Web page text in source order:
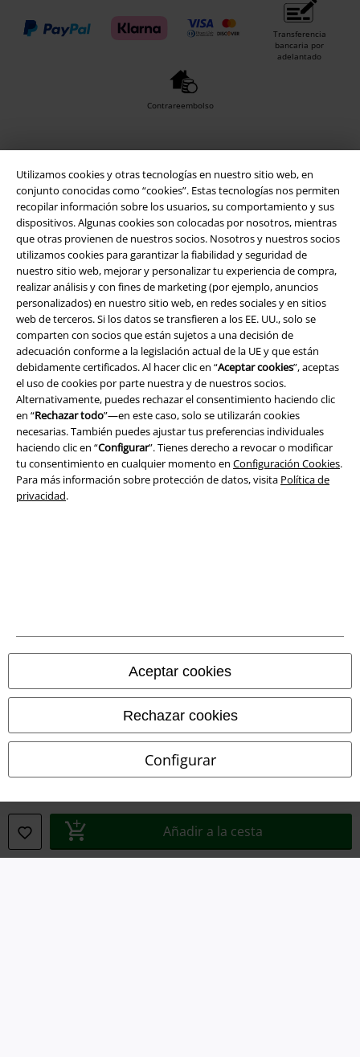
Utilizamos cookies y otras tecnologías en nuestro sitio web, en
conjunto conocidas como “cookies”. Estas tecnologías nos permiten
recopilar información sobre los usuarios, su comportamiento y sus
dispositivos. Algunas cookies son colocadas por nosotros, mientras
que otras provienen de nuestros socios. Nosotros y nuestros socios
utilizamos cookies para garantizar la fiabilidad y seguridad de
nuestro sitio web, mejorar y personalizar tu experiencia de compra,
realizar análisis y con fines de marketing (por ejemplo, anuncios
personalizados) en nuestro sitio web, en redes sociales y en sitios
web de terceros. Si los datos se transfieren a los EE. UU., solo se
comparten con socios que están sujetos a una decisión de
adecuación conforme a la legislación actual de la UE y que están
debidamente certificados. Al hacer clic en “Aceptar cookies”, aceptas
el uso de cookies por parte nuestra y de nuestros socios.
Alternativamente, puedes rechazar el consentimiento haciendo clic
en “Rechazar todo”—en este caso, solo se utilizarán cookies
necesarias. También puedes ajustar tus preferencias individuales
haciendo clic en “Configurar”. Tienes derecho a revocar o modificar
tu consentimiento en cualquier momento en Configuración Cookies.
Para más información sobre protección de datos, visita Política de
privacidad.
Aceptar cookies
Rechazar cookies
Configurar
Añadir a la cesta
Transferencia
bancaria por
adelantado
Contrareembolso
Envío
CORREOS RECOGIDA
EN OFICINA
CORREOS ENTREGA
A DOMICILIO
App de EMP
¡Descarga la nueva App EMP totalmente GRATIS y disfruta de todas
sus nuevas funciones y ventajas!
A Warner Music Group Company
Legal